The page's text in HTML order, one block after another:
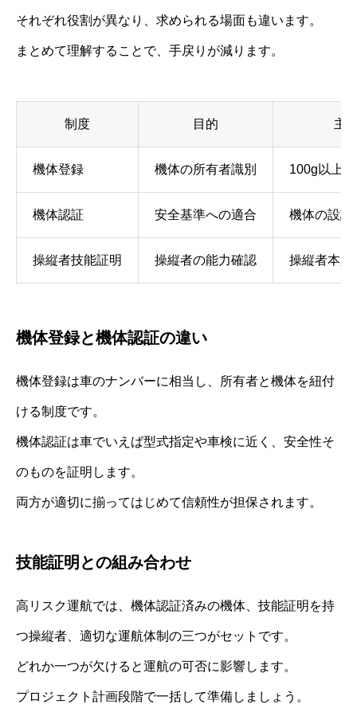
それぞれ役割が異なり、求められる場面も違います。
まとめて理解することで、手戻りが減ります。
制度 目的 主
機体登録 機体の所有者識別 100g以上
機体認証 安全基準への適合 機体の設計
操縦者技能証明 操縦者の能力確認 操縦者本人
機体登録と機体認証の違い
機体登録は車のナンバーに相当し、所有者と機体を紐付
ける制度です。
機体認証は車でいえば型式指定や車検に近く、安全性そ
のものを証明します。
両方が適切に揃ってはじめて信頼性が担保されます。
技能証明との組み合わせ
高リスク運航では、機体認証済みの機体、技能証明を持
つ操縦者、適切な運航体制の三つがセットです。
どれか一つが欠けると運航の可否に影響します。
プロジェクト計画段階で一括して準備しましょう。